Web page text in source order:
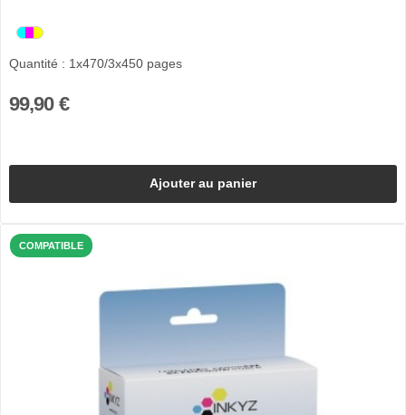
Quantité : 1x470/3x450 pages
99,90 €
Ajouter au panier
COMPATIBLE